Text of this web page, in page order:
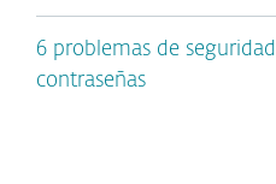
6 problemas de
contraseñas